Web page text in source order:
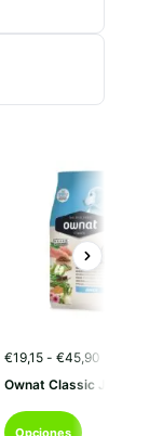
€19,15 - €45,90
precios:
Ownat Classic Junior
Opciones
Este